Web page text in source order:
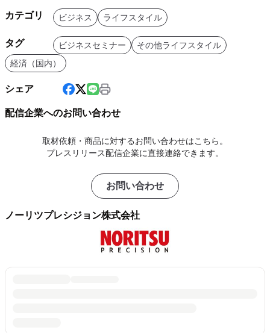
カテゴリ ビジネス ライフスタイル
タグ ビジネスセミナー
その他ライフスタイル
経済（国内）
シェア
配信企業へのお問い合わせ
取材依頼・商品に対するお問い合わせはこちら。
プレスリリース配信企業に直接連絡できます。
お問い合わせ
ノーリツプレシジョン株式会社